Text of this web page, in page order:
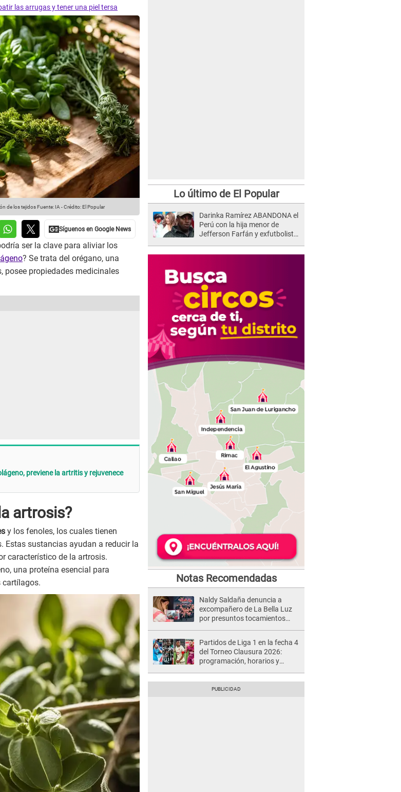
las arrugas y tener una piel tersa
de los tejidos Fuente: IA-Crédito: El Popular
ser la clave para aliviar los
? Se trata del orégano, una
posee propiedades medicinales
previene la artritis y rejuvenece
artrosis?
y los fenoles, los cuales tienen
Estas sustancias ayudan a reducir la
característico de la artrosis.
una proteína esencial para
cartílagos.
Lo último de El Popular
Darinka Ramírez ABANDONA el
Perú con la hija menor de
Jefferson Farfán y exfutbolista
Notas Recomendadas
Naldy Saldaña denuncia a
excompañero de La Bella Luz
por presuntos tocamientos
Partidos de Liga 1 en la fecha 4
del Torneo Clausura 2026:
programación, horarios y